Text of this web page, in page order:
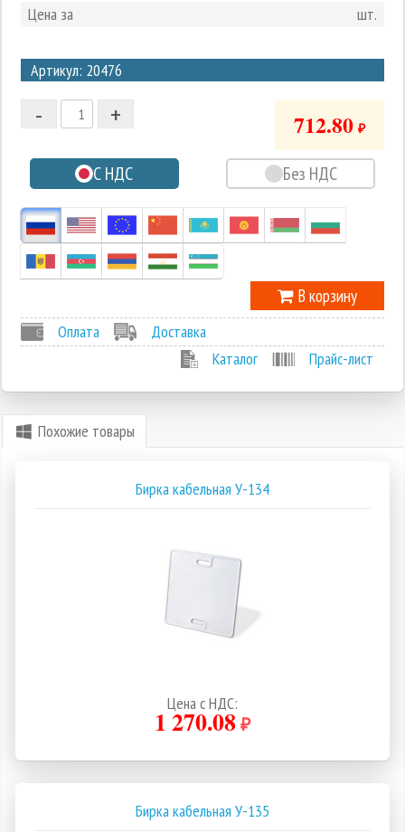
Цена за шт.
Артикул: 20476
2
1
-1
+
- 712.80 ₽
С НДС Без НДС
В корзину
Оплата
Доставка
Каталог
Прайс-лист
Похожие товары
Бирка кабельная У-134
Цена с НДС:
1 270.08₽
Бирка кабельная У-135